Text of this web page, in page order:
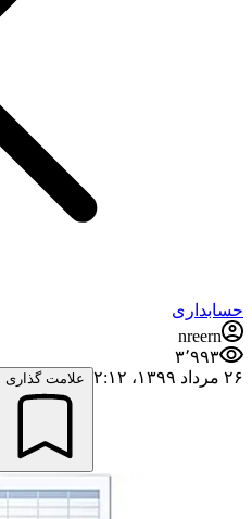
حسابداری
nreern
۳٬۹۹۳
۲۶ مرداد ۱۳۹۹،‏ ۲:۱۲
علامت گذاری